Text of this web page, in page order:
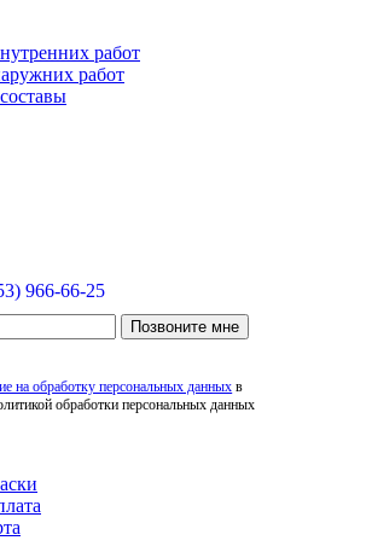
работ
работ
966-66-25
Позвоните мне
на обработку персональных данных в
обработки персональных данных